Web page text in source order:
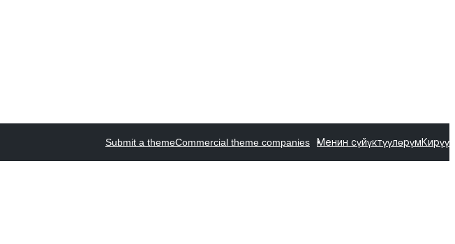
Submit a themeCommercial theme companies Менин сүйүктүүлөрүмКирүү